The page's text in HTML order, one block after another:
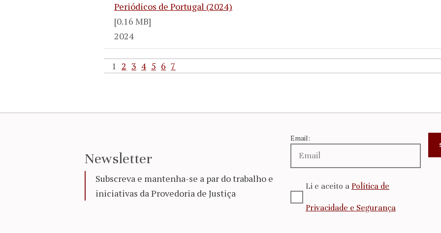
Periódicos de Portugal (2024)
[0.16 MB]
2024
1 2 3 4 5 6 7
Newsletter
Subscreva e mantenha-se a par do trabalho e
iniciativas da Provedoria de Justiça
Email:
Li e aceito a Política de
Privacidade e Segurança